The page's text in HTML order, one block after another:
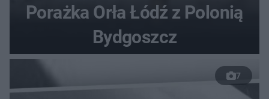
Porażka Orła Łódź z Polonią
Bydgoszcz
7